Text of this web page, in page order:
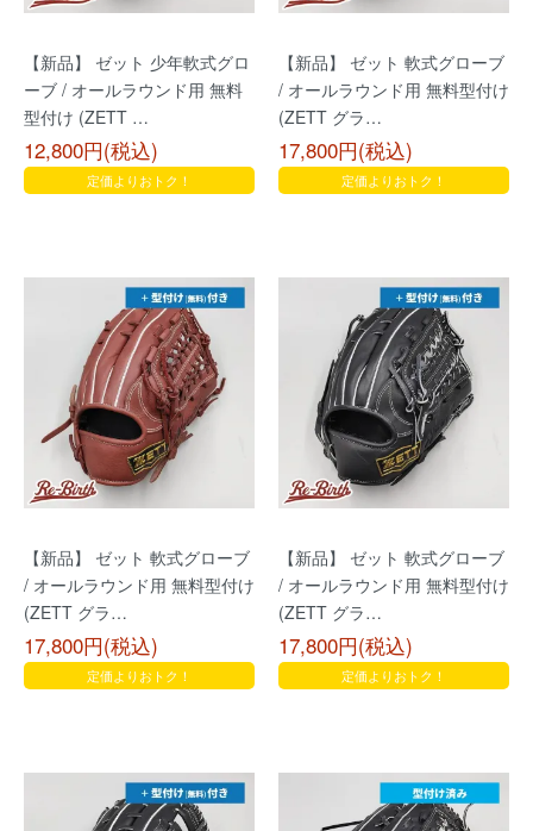
【新品】 ゼット 少年軟式グロ
ーブ / オールラウンド用 無料
型付け (ZETT …
12,800円(税込)
定価よりおトク！
【新品】 ゼット 軟式グローブ
/ オールラウンド用 無料型付け
(ZETT グラ…
17,800円(税込)
定価よりおトク！
【新品】 ゼット 軟式グローブ
/ オールラウンド用 無料型付け
(ZETT グラ…
17,800円(税込)
定価よりおトク！
【新品】 ゼット 軟式グローブ
/ オールラウンド用 無料型付け
(ZETT グラ…
17,800円(税込)
定価よりおトク！